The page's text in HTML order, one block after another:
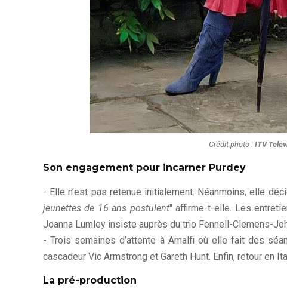
Crédit photo : ITV
Son engagement pour incarner Purdey
- Elle n’est pas retenue initialement. Néanmoins, elle
jeunettes de 16 ans postulent" affirme-t-elle. Les
Joanna Lumley insiste auprès du trio Fennell-Clemens-
- Trois semaines d’attente à Amalfi où elle fait des
cascadeur Vic Armstrong et Gareth Hunt. Enfin, retour en
La pré-production